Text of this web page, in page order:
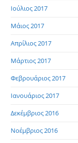
Ιούλιος 2017
Μάιος 2017
Απρίλιος 2017
Μάρτιος 2017
Φεβρουάριος 2017
Ιανουάριος 2017
Δεκέμβριος 2016
Νοέμβριος 2016